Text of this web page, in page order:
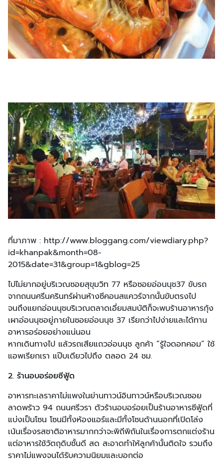
ที่มาภาพ : http://www.bloggang.com/viewdiary.php?
id=khanpak&month=08-
2015&date=31&group=1&gblog=25
ไปไม่ยากอยู่บริเวณซอยสุขุมวิท 77 หรือซอยอ่อนนุช37 ขับรถ
จากถนนศรีนครินทร์ผ่านห้างซีคอนสแควร์จากนั้นขับตรงไป
จนถึงแยกอ่อนนุชบริเวณตลาดเอี่ยมสมบัติก็จะพบร้านอาหารกุ้ง
เผาอ่อนนุชอยู่ภายในซอยอ่อนนุช 37 เรียกว่าไปง่ายและได้ทาน
อาหารอร่อยอย่างแน่นอน
หากเดินทางไป แล้วรถเสียแถวอ่อนนุช ลูกค้า “รู้ใจดอทคอม” ใช้
แอพเรียกเรา แป๊บเดียวไปถึง ตลอด 24 ชม.
2. ร้านอบอร่อยซีฟู้ด
อาหารทะเลราคาไม่แพงในย่านทาวน์อินทาวน์หรือบริเวณซอย
ลาดพร้าว 94 ถนนศรีวรา ตัวร้านอบอร่อยเป็นร้านอาหารซีฟู้ดที่
แบ่งเป็นโซน โซนมีทั้งห้องแอร์และมีทั้งโซนด้านนอกที่เปิดโล่ง
เน้นเรื่องรสชาติอาหารมากกว่าจะพิถีพิถันในเรื่องการตกแต่งร้าน
แต่อาหารใช้วัตถุดิบชั้นดี สด สะอาดทำให้ลูกค้านั้นติดใจ รวมถึง
ราคาไม่แพงจนได้รับความนิยมและบอกต่อ